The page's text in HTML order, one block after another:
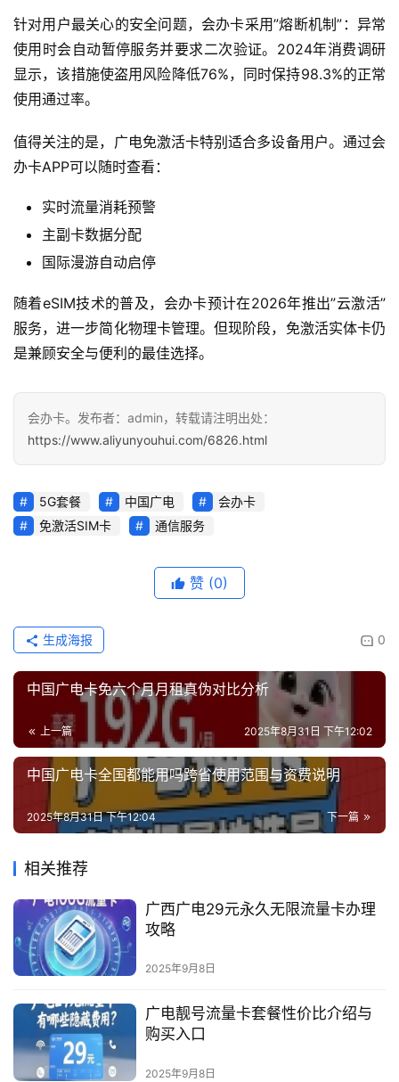
量
卡
宽
带
随
身
快
讯
页
面
针对用户最关心的安全问题，会办卡采用”熔断机制”：异常
使用时会自动暂停服务并要求二次验证。2024年消费调研
显示，该措施使盗用风险降低76%，同时保持98.3%的正常
使用通过率。
值得关注的是，广电免激活卡特别适合多设备用户。通过会
办卡APP可以随时查看：
实时流量消耗预警
主副卡数据分配
国际漫游自动启停
随着eSIM技术的普及，会办卡预计在2026年推出”云激活”
服务，进一步简化物理卡管理。但现阶段，免激活实体卡仍
是兼顾安全与便利的最佳选择。
会办卡。发布者：admin，转载请注明出处：
https://www.aliyunyouhui.com/6826.html
5G套餐 中国广电
会办卡
免激活SIM卡
通信服务
赞 (0)
0
生成海报
中国广电卡免六个月月租真伪对比分析
上一篇 2025年8月31日 下午12:02
中国广电卡全国都能用吗跨省使用范围与资费说明
下一篇
2025年8月31日 下午12:04
相关推荐
广西广电29元永久无限流量卡办理
攻略
2025年9月8日
广电靓号流量卡套餐性价比介绍与
购买入口
2025年9月8日